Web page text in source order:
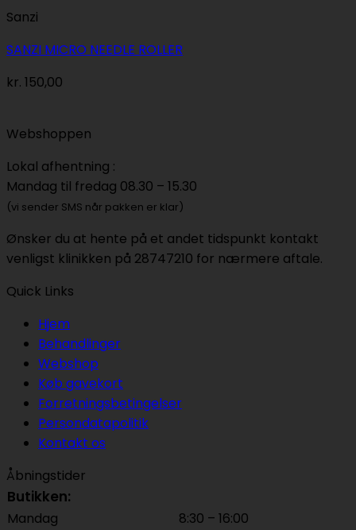
Sanzi
SANZI MICRO NEEDLE ROLLER
kr. 150,00
Webshoppen
Lokal afhentning :
Mandag til fredag 08.30 – 15.30
(vi sender SMS når pakken er klar)
Ønsker du at hente på et andet tidspunkt kontakt
venligst klinikken på 28747210 for nærmere aftale.
Quick Links
Hjem
Behandlinger
Webshop
Køb gavekort
Forretningsbetingelser
Persondatapolitik
Kontakt os
Åbningstider
Butikken:
Mandag
8:30 – 16:00